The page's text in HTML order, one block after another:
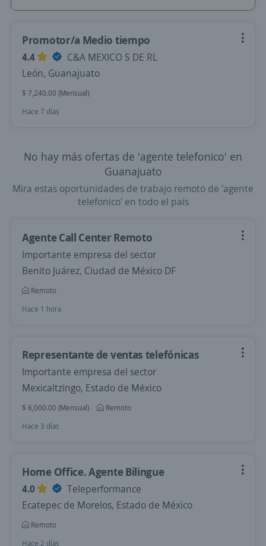
Promotor/a Medio tiempo
4.4
C&A MEXICO S DE RL
León, Guanajuato
$ 7,240.00 (Mensual)
Hace 7 días
No hay más ofertas de 'agente telefonico' en
Guanajuato
Mira estas oportunidades de trabajo remoto de 'agente
telefonico' en todo el país
Agente Call Center Remoto
Importante empresa del sector
Benito Juárez, Ciudad de México DF
Remoto
Hace 1 hora
Representante de ventas telefónicas
Importante empresa del sector
Mexicaltzingo, Estado de México
$ 6,000.00 (Mensual)
Remoto
Hace 3 días
Home Office. Agente Bilingue
4.0
Teleperformance
Ecatepec de Morelos, Estado de México
Remoto
Hace 2 días